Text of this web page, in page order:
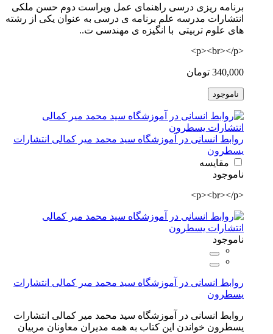
برنامه ریزی درسی راهنمای عمل ویراست دوم حسن ملکی
انتشارات مدرسه علم برنامه ی درسی به عنوان یکی از رشته
های علوم تربیتی با انگیزه ی مهندسی ت..
<p><br></p>
340,000 تومان
ناموجود
روابط انسانی در آموزشگاه سید محمد میر کمالی انتشارات
یسطرون
مقایسه
ناموجود
<p><br></p>
ناموجود
روابط انسانی در آموزشگاه سید محمد میر کمالی انتشارات
یسطرون
روابط انسانی در آموزشگاه سید محمد میر کمالی انتشارات
یسطرون خواندن این کتاب به همه مدیران معاونان مربیان